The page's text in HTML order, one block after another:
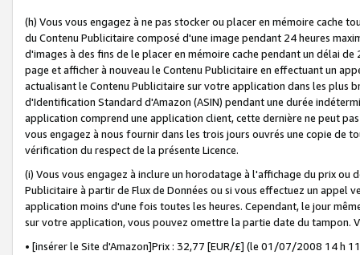
(h) Vous vous engagez à ne pas stocker ou placer en mémoire cache
du Contenu Publicitaire composé d'une image pendant 24 heures
d'images à des fins de le placer en mémoire cache pendant un délai
page et afficher à nouveau le Contenu Publicitaire en effectuant un
actualisant le Contenu Publicitaire sur votre application dans les plus
d'Identification Standard d'Amazon (ASIN) pendant une durée
application comprend une application client, cette dernière ne peut
vous engagez à nous fournir dans les trois jours ouvrés une copie de
vérification du respect de la présente Licence.
(i) Vous vous engagez à inclure un horodatage à l'affichage du prix
Publicitaire à partir de Flux de Données ou si vous effectuez un appel
application moins d'une fois toutes les heures. Cependant, le jour
sur votre application, vous pouvez omettre la partie date du tampon.
• [insérer le Site d'Amazon]Prix : 32,77 [EUR/£] (le 01/07/2008 14 h